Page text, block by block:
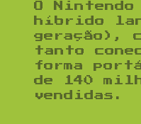
O Nintendo
híbrido
geração),
tanto
forma
de 140
vendidas.